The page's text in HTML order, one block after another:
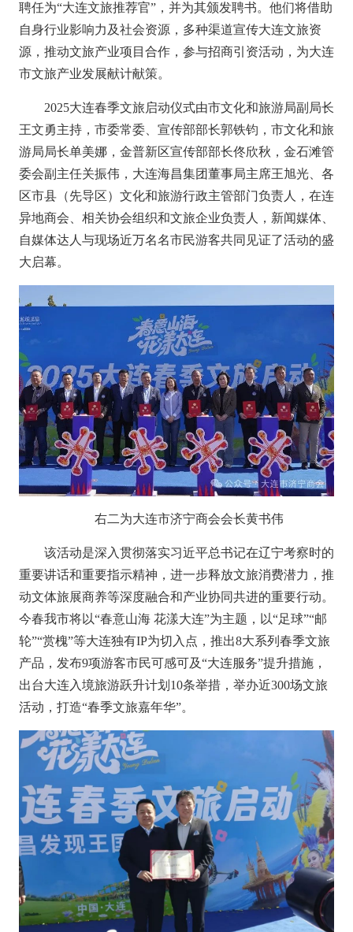
聘任为“大连文旅推荐官”，并为其颁发聘书。他们将借助
自身行业影响力及社会资源，多种渠道宣传大连文旅资
源，推动文旅产业项目合作，参与招商引资活动，为大连
市文旅产业发展献计献策。
2025大连春季文旅启动仪式由市文化和旅游局副局长
王文勇主持，市委常委、宣传部部长郭铁钧，市文化和旅
游局局长单美娜，金普新区宣传部部长佟欣秋，金石滩管
委会副主任关振伟，大连海昌集团董事局主席王旭光、各
区市县（先导区）文化和旅游行政主管部门负责人，在连
异地商会、相关协会组织和文旅企业负责人，新闻媒体、
自媒体达人与现场近万名名市民游客共同见证了活动的盛
大启幕。
右二为大连市济宁商会会长黄书伟
该活动是深入贯彻落实习近平总书记在辽宁考察时的
重要讲话和重要指示精神，进一步释放文旅消费潜力，推
动文体旅展商养等深度融合和产业协同共进的重要行动。
今春我市将以“春意山海 花漾大连”为主题，以“足球”“邮
轮”“赏槐”等大连独有IP为切入点，推出8大系列春季文旅
产品，发布9项游客市民可感可及“大连服务”提升措施，
出台大连入境旅游跃升计划10条举措，举办近300场文旅
活动，打造“春季文旅嘉年华”。